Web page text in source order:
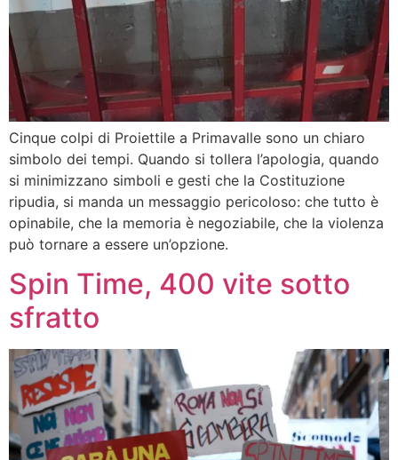
Cinque colpi di Proiettile a Primavalle sono un chiaro
simbolo dei tempi. Quando si tollera l’apologia, quando
si minimizzano simboli e gesti che la Costituzione
ripudia, si manda un messaggio pericoloso: che tutto è
opinabile, che la memoria è negoziabile, che la violenza
può tornare a essere un’opzione.
Spin Time, 400 vite sotto
sfratto